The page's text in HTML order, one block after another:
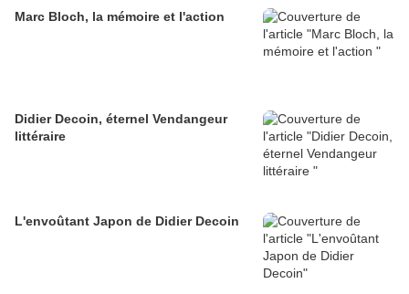
Marc Bloch, la mémoire et l'action
Didier Decoin, éternel Vendangeur
littéraire
L'envoûtant Japon de Didier Decoin